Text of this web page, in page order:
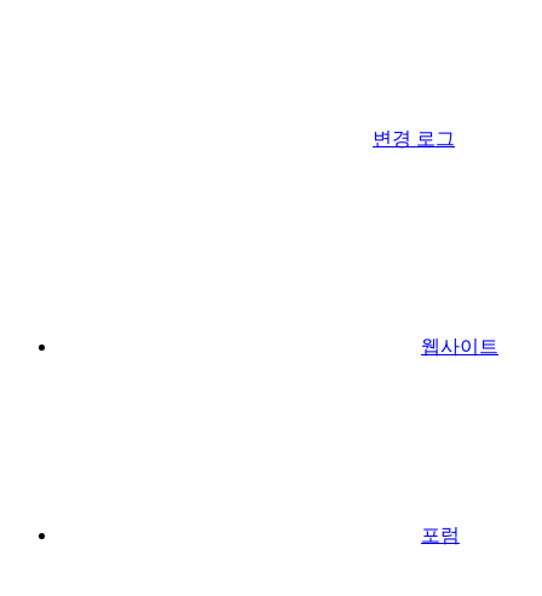
변경 로그
웹사이트
포럼